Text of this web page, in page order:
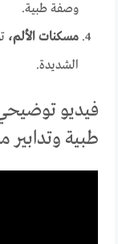
وصفة طبية.
مسكنات الألم،
الشديدة.
فيديو
طبية وتدابير